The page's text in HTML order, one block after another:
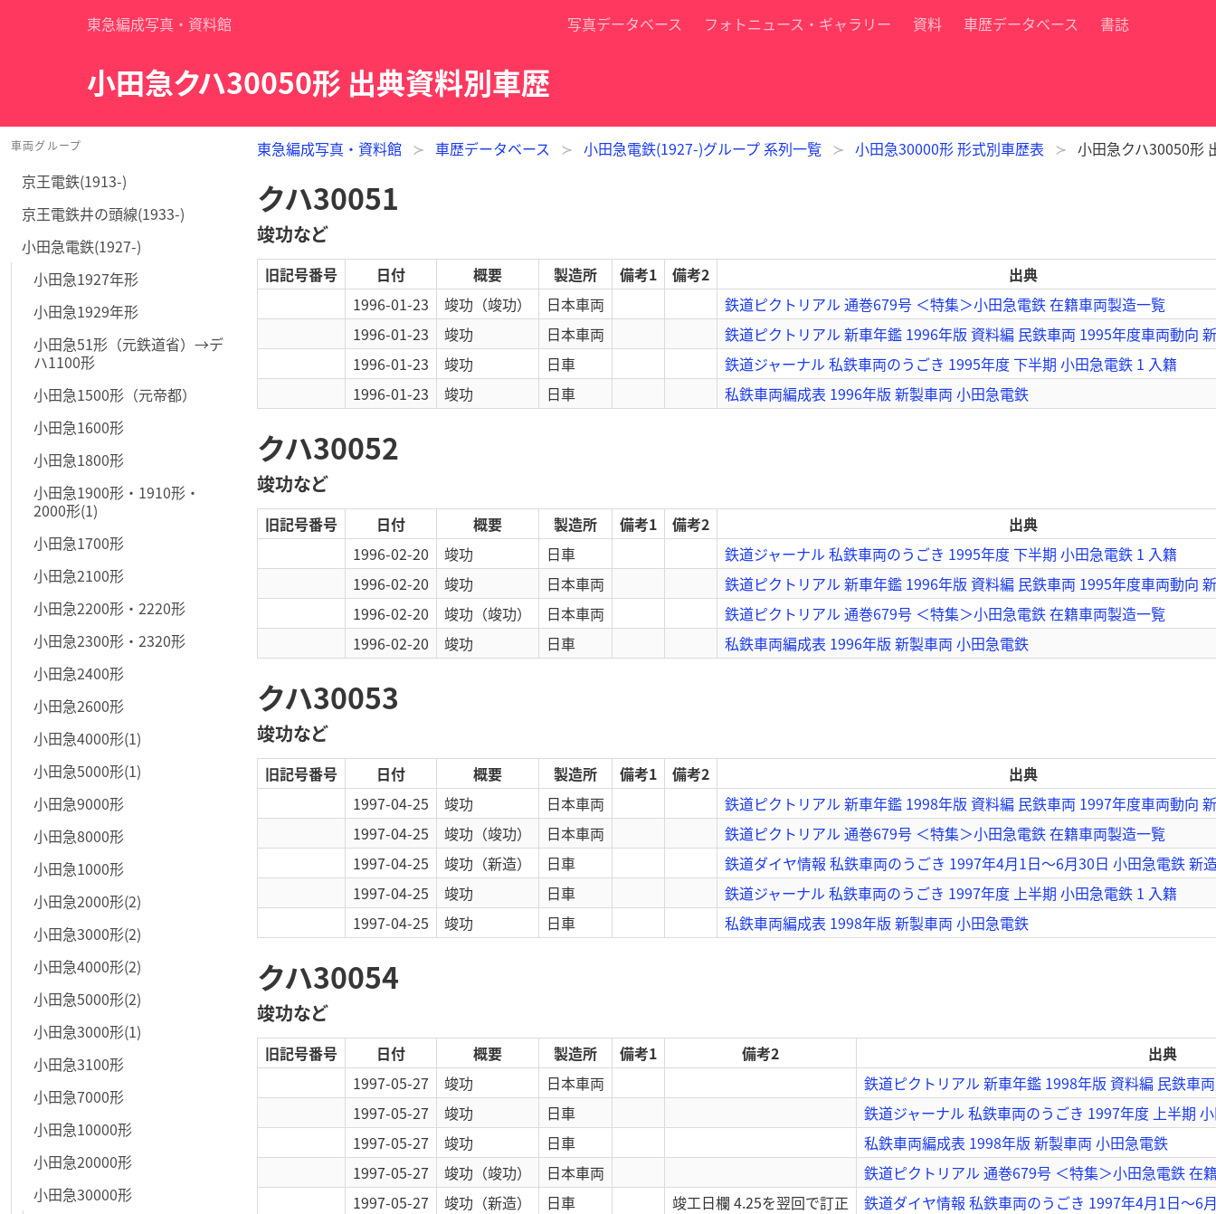
東急編成写真・資料館 写真データベース フォトニュース・ギャラリー 資料 車歴データベース 書誌
小田急クハ30050形 出典資料別車歴
車両グループ
京王電鉄(1913-)
京王電鉄井の頭線(1933-)
小田急電鉄(1927-)
小田急1927年形
小田急1929年形
小田急51形（元鉄道省）→デ
ハ1100形
小田急1500形（元帝都）
小田急1600形
小田急1800形
小田急1900形・1910形・
2000形(1)
小田急1700形
小田急2100形
小田急2200形・2220形
小田急2300形・2320形
小田急2400形
小田急2600形
小田急4000形(1)
小田急5000形(1)
小田急9000形
小田急8000形
小田急1000形
小田急2000形(2)
小田急3000形(2)
小田急4000形(2)
小田急5000形(2)
小田急3000形(1)
小田急3100形
小田急7000形
小田急10000形
小田急20000形
小田急30000形
東急編成写真・資料館 車歴データベース 小田急電鉄(1927-)グループ 系列一覧 小田急30000形 形式別車歴表 小田急クハ30050形
クハ30051
竣功など
旧記号番号 日付 概要 製造所 備考1 備考2
出典
1996-01-23
竣功 （竣功） 日本車両
鉄道ピクトリアル 通巻679号 ＜特集＞小田急電鉄 在籍車両製造一覧
1996-01-23
竣功 日本車両
鉄道ピクトリアル 新車年鑑 1996年版 資料編 民鉄車両 1995年度車両動向
1996-01-23
竣功 日車
鉄道ジャーナル 私鉄車両のうごき 1995年度 下半期 小田急電鉄 1 入籍
1996-01-23
竣功 日車 私鉄車両編成表 1996年版 新製車両 小田急電鉄
クハ30052
竣功など
旧記号番号 日付 概要 製造所 備考1 備考2
出典
1996-02-20
竣功 日車
鉄道ジャーナル 私鉄車両のうごき 1995年度 下半期 小田急電鉄 1 入籍
1996-02-20
竣功 日本車両
鉄道ピクトリアル 新車年鑑 1996年版 資料編 民鉄車両 1995年度車両動向
1996-02-20
竣功 （竣功） 日本車両
鉄道ピクトリアル 通巻679号 ＜特集＞小田急電鉄 在籍車両製造一覧
1996-02-20
竣功 日車 私鉄車両編成表 1996年版 新製車両 小田急電鉄
クハ30053
竣功など
旧記号番号 日付 概要 製造所 備考1 備考2
出典
1997-04-25
竣功 日本車両
鉄道ピクトリアル 新車年鑑 1998年版 資料編 民鉄車両 1997年度車両動向
1997-04-25
竣功 （竣功） 日本車両
鉄道ピクトリアル 通巻679号 ＜特集＞小田急電鉄 在籍車両製造一覧
1997-04-25
竣功 （新造） 日車
鉄道ダイヤ情報 私鉄車両のうごき 1997年4月1日～6月30日 小田急電鉄 新
1997-04-25
竣功 日車
鉄道ジャーナル 私鉄車両のうごき 1997年度 上半期 小田急電鉄 1 入籍
1997-04-25
竣功 日車 私鉄車両編成表 1998年版 新製車両 小田急電鉄
クハ30054
竣功など
旧記号番号 日付 概要 製造所 備考1 備考2
出典
1997-05-27
竣功 日本車両
鉄道ピクトリアル 新車年鑑 1998年版 資料編 民鉄車
1997-05-27
竣功 日車
鉄道ジャーナル 私鉄車両のうごき 1997年度 上半期
1997-05-27
竣功 日車
私鉄車両編成表 1998年版 新製車両 小田急電鉄
1997-05-27
竣功 （竣功） 日本車両
鉄道ピクトリアル 通巻679号 ＜特集＞小田急電鉄 在
1997-05-27
竣功 （新造） 日車 竣工日欄 4.25を翌回で訂正 鉄道ダイヤ情報 私鉄車両のうごき 1997年4月1日～6